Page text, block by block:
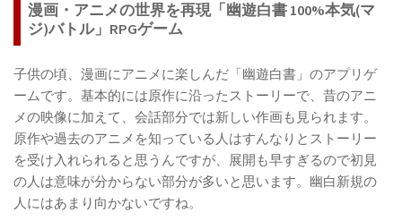
漫画・アニメの世界を再現「幽遊白書 100%本気(マ
ジ)バトル」RPGゲーム
子供の頃、漫画にアニメに楽しんだ「幽遊白書」のアプリゲ
ームです。基本的には原作に沿ったストーリーで、昔のアニ
メの映像に加えて、会話部分では新しい作画も見られます。
原作や過去のアニメを知っている人はすんなりとストーリー
を受け入れられると思うんですが、展開も早すぎるので初見
の人は意味が分からない部分が多いと思います。幽白新規の
人にはあまり向かないですね。